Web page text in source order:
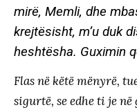
mirë, Memli, dhe
krejtësisht, m’u duk
heshtësha. Guximin
Flas në këtë mënyrë,
sigurtë, se edhe ti je